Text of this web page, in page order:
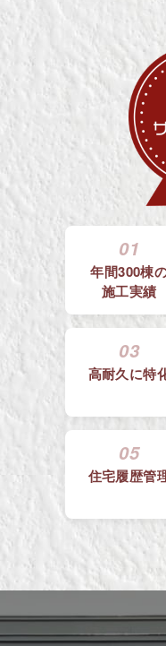
01
年間300棟
施工実績
03
高耐久に特
05
住宅履歴管